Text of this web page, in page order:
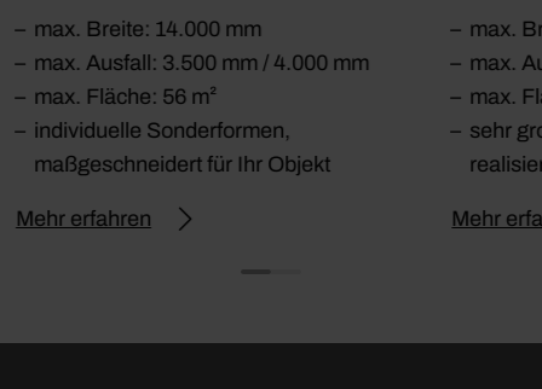
max. Breite: 14.000 mm
max. Ausfall: 3.500 mm / 4.000 mm
max. Fläche: 56 m²
individuelle Sonderformen,
maßgeschneidert für Ihr Objekt
Mehr erfahren
max.
max.
max.
sehr
Mehr